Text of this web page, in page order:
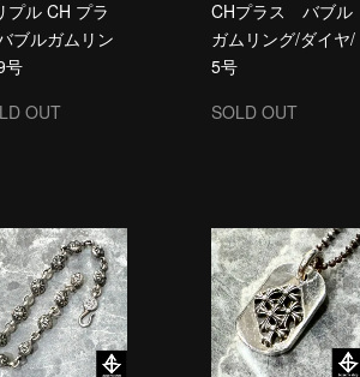
プル CH プラ
ブルガムリン
号
OUT
CHプラス バブル
ガムリング/ダイヤ/
5号
SOLD OUT